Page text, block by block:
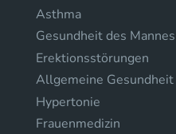
Asthma
Gesundheit des Mannes
Erektionsstörungen
Allgemeine Gesundheit
Hypertonie
Frauenmedizin